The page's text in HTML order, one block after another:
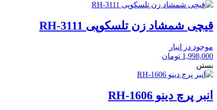
قیچی شمشاد زن تلسکوپی RH-3111
موجود در انبار
1,998,000 تومان
بستن
انبر پرچ دینو RH-1606